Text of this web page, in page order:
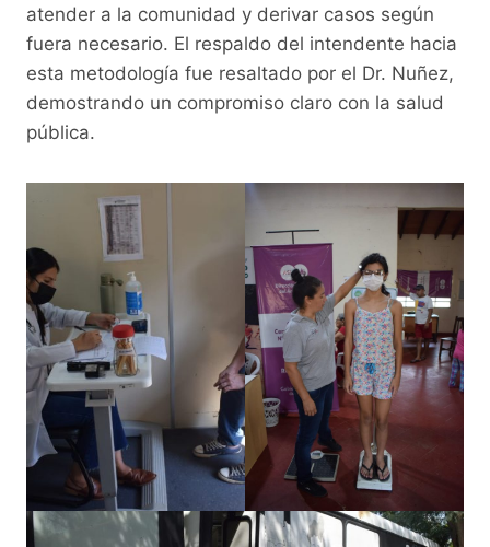
atender a la comunidad y derivar casos según
fuera necesario. El respaldo del intendente hacia
esta metodología fue resaltado por el Dr. Nuñez,
demostrando un compromiso claro con la salud
pública.